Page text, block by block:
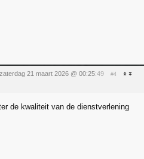
zaterdag 21 maart 2026 @ 00:25:49 #4
de kwaliteit van de dienstverlening